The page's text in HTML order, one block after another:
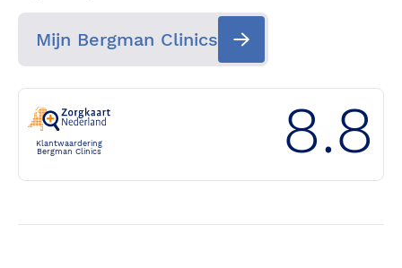
Mijn Bergman Clinics
Klantwaardering
Bergman Clinics
8.8